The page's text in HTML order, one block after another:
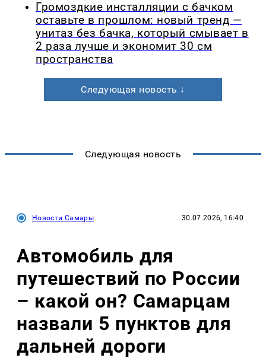
Громоздкие инсталляции с бачком
оставьте в прошлом: новый тренд —
унитаз без бачка, который смывает в
2 раза лучше и экономит 30 см
пространства
Следующая новость ↓
Следующая новость
Новости Самары 30.07.2026, 16:40
Автомобиль для
путешествий по России
– какой он? Самарцам
назвали 5 пунктов для
дальней дороги